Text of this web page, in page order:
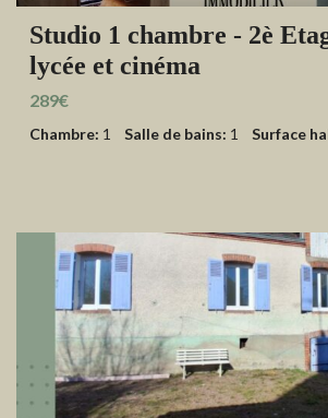
Studio 1 chambre - 2è
lycée et cinéma
289€
Chambre: 1 Salle de bains: 1 Surface